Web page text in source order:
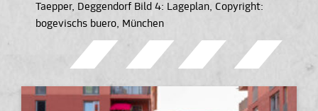
Taepper, Deggendorf Bild 4: Lageplan, Copyright:
bogevischs buero, München